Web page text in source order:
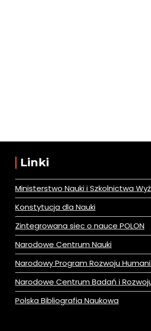
Linki
Ministerstwo Nauki i Szkolnictwa
Konstytucja dla Nauki
Zintegrowana siec o nauce POLON
Narodowe Centrum Nauki
Narodowy Program Rozwoju
Narodowe Centrum Badań i
Polska Bibliografia Naukowa